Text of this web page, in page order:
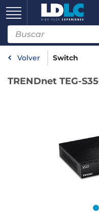
Volver Switch
TRENDnet TEG-